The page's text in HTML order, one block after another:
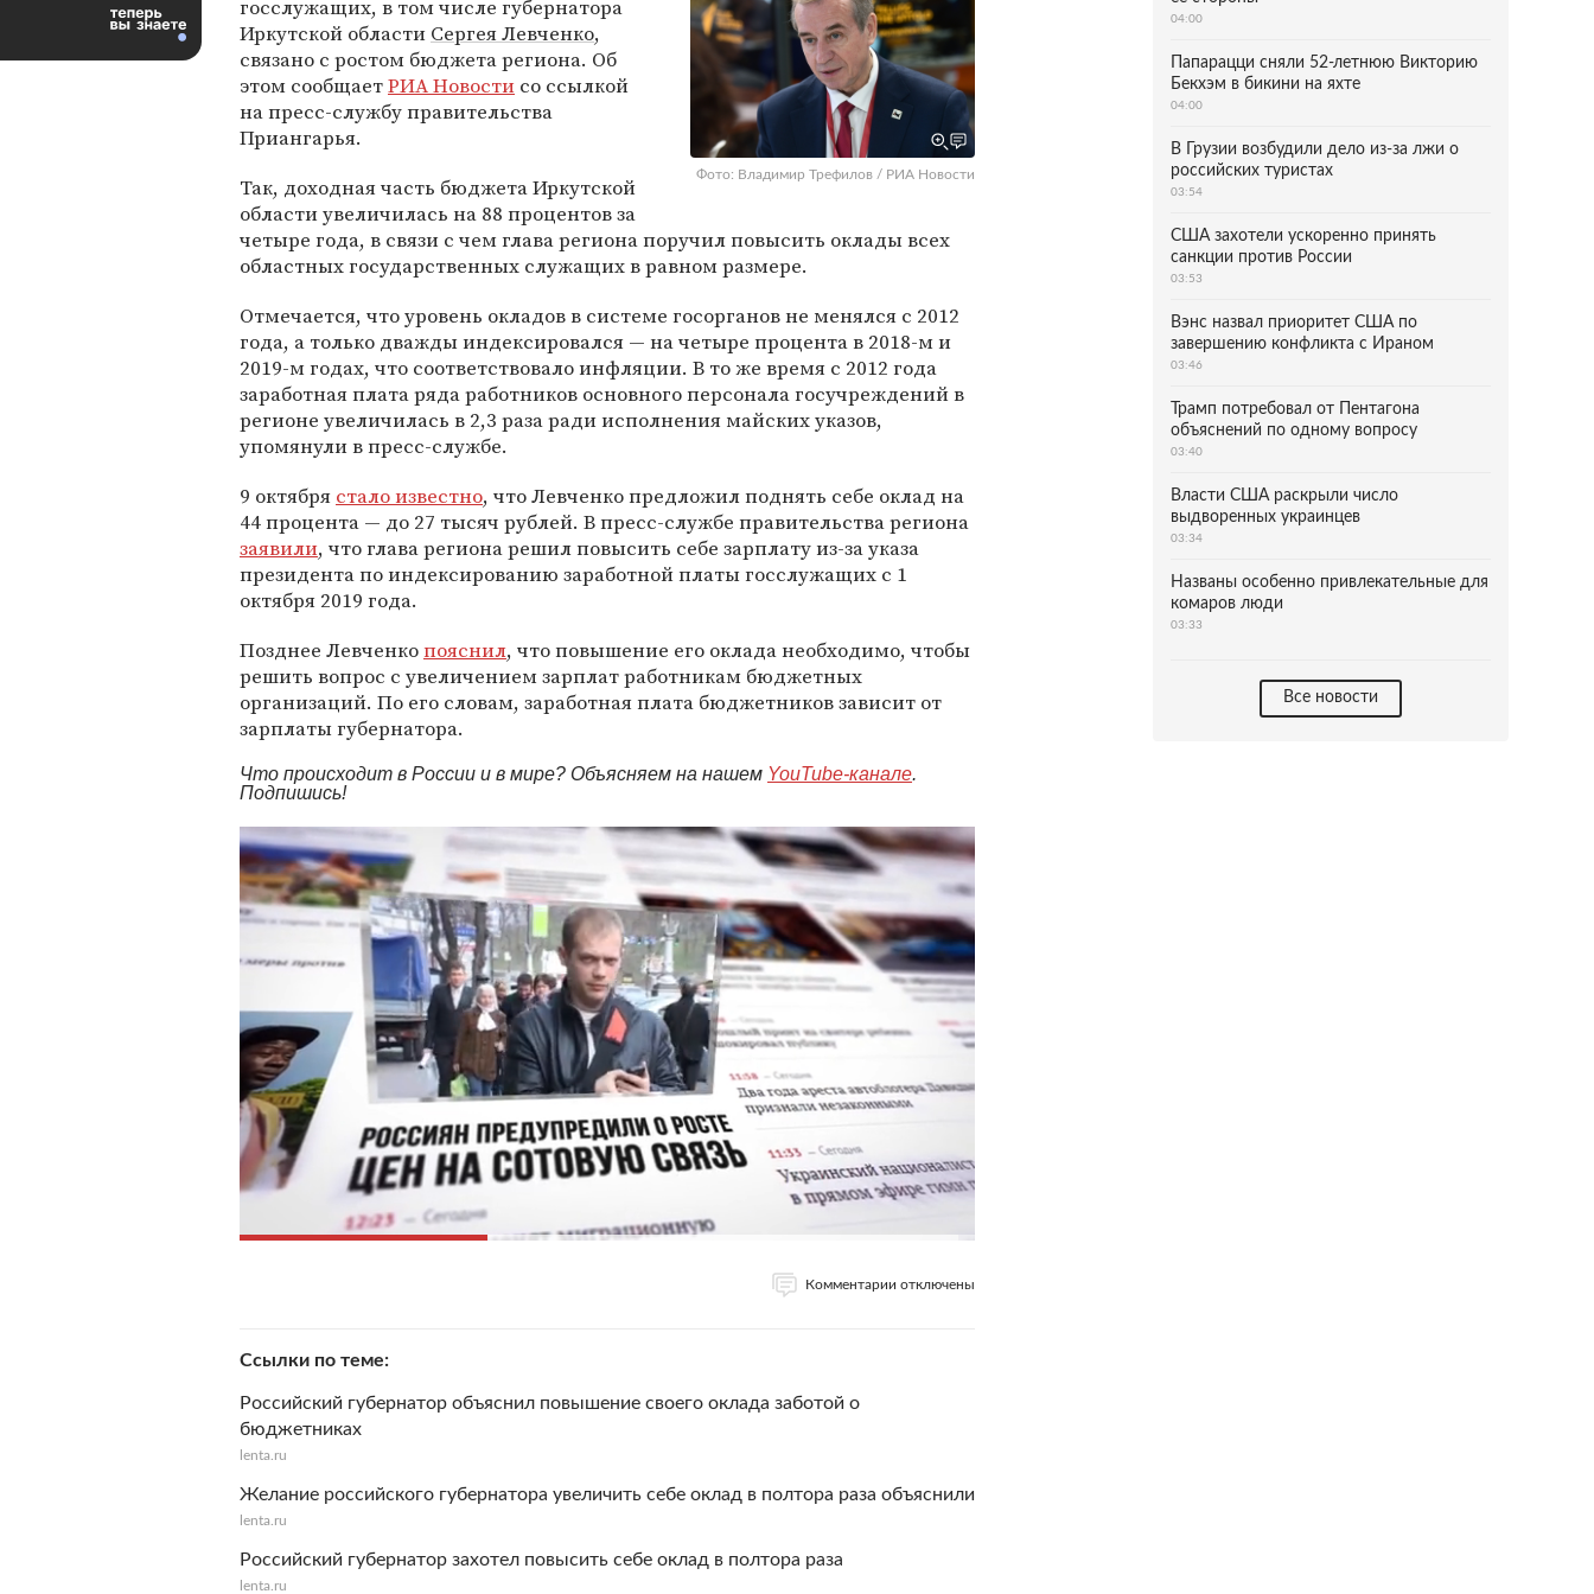
Фото: Владимир Трефилов / РИА Новости
госслужащих, в том числе губернатора
Иркутской области Сергея Левченко,
связано с ростом бюджета региона. Об
этом сообщаетРИА Новости со ссылкой
на пресс-службу правительства
Приангарья.
Так, доходная часть бюджета Иркутской
области увеличилась на 88 процентов за
четыре года, в связи с чем глава региона поручил повысить оклады всех
областных государственных служащих в равном размере.
Отмечается, что уровень окладов в системе госорганов не менялся с 2012
года, а только дважды индексировался — на четыре процента в 2018-м и
2019-м годах, что соответствовало инфляции. В то же время с 2012 года
заработная плата ряда работников основного персонала госучреждений в
регионе увеличилась в 2,3 раза ради исполнения майских указов,
упомянули в пресс-службе.
9 октября стало известно, что Левченко предложил поднять себе оклад на
44 процента — до 27 тысяч рублей. В пресс-службе правительства региона
заявили, что глава региона решил повысить себе зарплату из-за указа
президента по индексированию заработной платы госслужащих с 1
октября 2019 года.
Позднее Левченкопояснил, что повышение его оклада необходимо, чтобы
решить вопрос с увеличением зарплат работникам бюджетных
организаций. По его словам, заработная плата бюджетников зависит от
зарплаты губернатора.
Что происходит в России и в мире? Объясняем на нашем YouTube-канале.
Подпишись!
Комментарии отключены
Ссылки по теме
Российский губернатор объяснил повышение своего оклада заботой о
бюджетниках
lenta.ru
Желание российского губернатора увеличить себе оклад в полтора раза объяснили
lenta.ru
Российский губернатор захотел повысить себе оклад в полтора раза
lenta.ru
04:00
Папарацци сняли 52-летнюю Викторию
Бекхэм в бикини на яхте
04:00
В Грузии возбудили дело из-за лжи о
российских туристах
03:54
США захотели ускоренно принять
санкции против России
03:53
Вэнс назвал приоритет США по
завершению конфликта с Ираном
03:46
Трамп потребовал от Пентагона
объяснений по одному вопросу
03:40
Власти США раскрыли число
выдворенных украинцев
03:34
Названы особенно привлекательные для
комаров люди
03:33
Все новости